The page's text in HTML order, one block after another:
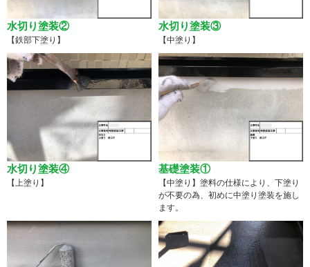
水切り塗装②
【鉄部下塗り】
水切り塗装③
【中塗り】
水切り塗装④
【上塗り】
基礎塗装①
【中塗り】塗料の仕様により、下塗り
が不要の為、初めに中塗り塗装を施し
ます。